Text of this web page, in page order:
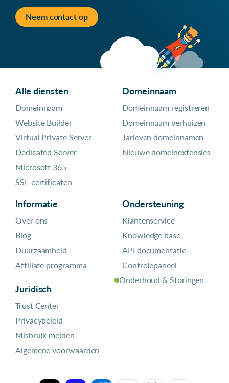
Neem contact op
Alle diensten
Domeinnaam
Website Builder
Virtual Private Server
Dedicated Server
Microsoft 365
SSL-certificaten
Domeinnaam
Domeinnaam registreren
Domeinnaam verhuizen
Tarieven domeinnamen
Nieuwe domeinextensies
Informatie
Over ons
Blog
Duurzaamheid
Affiliate programma
Juridisch
Trust Center
Privacybeleid
Misbruik melden
Algemene voorwaarden
Ondersteuning
Klantenservice
Knowledge base
API documentatie
Controlepaneel
Onderhoud & Storingen